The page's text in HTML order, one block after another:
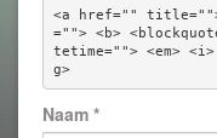
<a href=""
=""> <b>
tetime=""> <em>
g>
Naam *